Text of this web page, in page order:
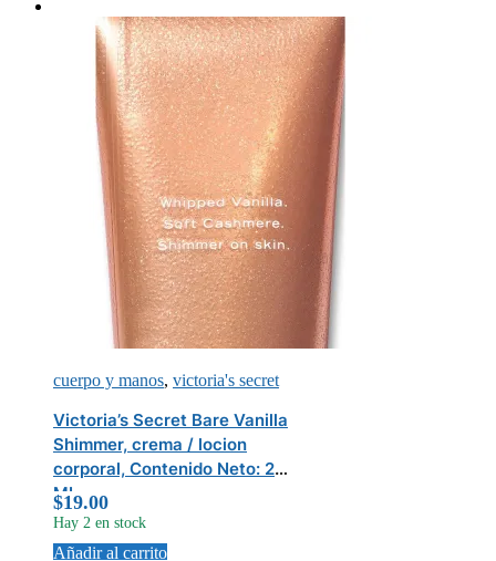
cuerpo y manos, victoria's secret
Victoria’s Secret Bare Vanilla
Shimmer, crema / locion
corporal, Contenido Neto: 236
ML
$19.00
Hay 2 en stock
Añadir al carrito